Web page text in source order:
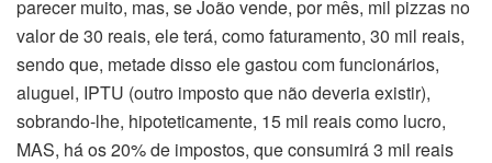
parecer muito, mas, se João vende, por mês, mil pizzas no
valor de 30 reais, ele terá, como faturamento, 30 mil reais,
sendo que, metade disso ele gastou com funcionários,
aluguel, IPTU (outro imposto que não deveria existir),
sobrando-lhe, hipoteticamente, 15 mil reais como lucro,
MAS, há os 20% de impostos, que consumirá 3 mil reais